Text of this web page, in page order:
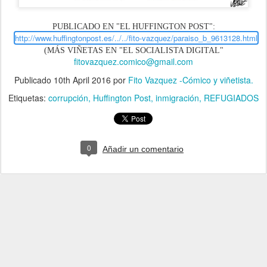
PUBLICADO EN "EL HUFFINGTON POST":
http://www.huffingtonpost.es/../../fito-vazquez/paraiso_b_9613128.html
(MÁS VIÑETAS EN "EL SOCIALISTA DIGITAL"
fitovazquez.comico@gmail.com
Publicado 10th April 2016 por Fito Vazquez -Cómico y viñetista.
Etiquetas: corrupción Huffington Post inmigración REFUGIADOS
0 Añadir un comentario